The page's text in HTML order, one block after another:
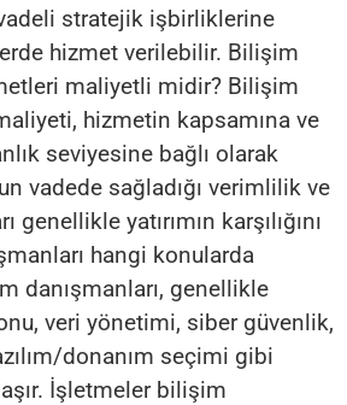
stratejik işbirliklerine
hizmet verilebilir. Bilişim
maliyetli midir? Bilişim
hizmetin kapsamına ve
seviyesine bağlı olarak
vadede sağladığı verimlilik ve
genellikle yatırımın karşılığını
hangi konularda
danışmanları, genellikle
veri yönetimi, siber güvenlik,
donanım seçimi gibi
İşletmeler bilişim